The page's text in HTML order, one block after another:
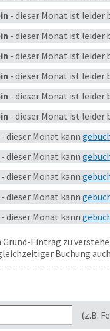
- dieser Monat ist leider
- dieser Monat ist leider
- dieser Monat ist leider
- dieser Monat ist leider
- dieser Monat ist leider
- dieser Monat ist leider
- dieser Monat kann
- dieser Monat kann
- dieser Monat kann
- dieser Monat kann
- dieser Monat kann
Grund-Eintrag zu
Buchung
(z.B.